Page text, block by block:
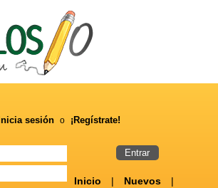
Inicia sesión o ¡Regístrate!
Inicio | Nuevos
|